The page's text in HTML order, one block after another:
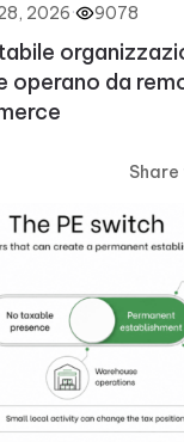
2026· 9078
operano da
Share